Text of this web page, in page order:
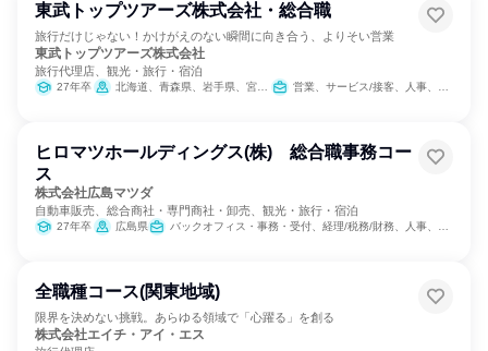
東武トップツアーズ株式会社・総合職
旅行だけじゃない！かけがえのない瞬間に向き合う、よりそい営業
東武トップツアーズ株式会社
旅行代理店、観光・旅行・宿泊
27年卒 北海道、青森県、岩手県、宮城県、秋田県、山形県、福島県、茨城県、栃木県、群馬県、埼玉県、千葉県、東京都、神奈川県、新潟県、富山県、石川県、福井県、山梨県、長野県、岐阜県、静岡県、愛知県、三重県、滋賀県、京都府、大阪府、兵庫県、奈良県、和歌山県、鳥取県、島根県、岡山県、広島県、山口県、徳島県、香川県、愛媛県、高知県、福岡県、佐賀県、長崎県、熊本県、大分県、宮崎県、鹿児島県、沖縄県 営業、サービス/接客、人事、総務、法務/知財
ヒロマツホールディングス(株) 総合職事務コー
ス
株式会社広島マツダ
自動車販売、総合商社・専門商社・卸売、観光・旅行・宿泊
27年卒 広島県 バックオフィス・事務・受付、経理/税務/財務、人事、総務、法務/知財、IT、広報/IR、組織運営管理・公務員・事務系職種
全職種コース(関東地域)
限界を決めない挑戦。あらゆる領域で「心躍る」を創る
株式会社エイチ・アイ・エス